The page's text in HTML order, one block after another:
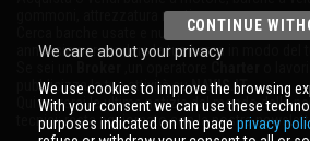
gommoni, attrezzatura nautica.
Cerca barche usate e nuove nel nostro
annuncio per vendere la tua barca in modo del
pubblicizza la tua attività suNAVIS.IT.
Qui troverai le ultime notizie dal mondo della
tecnici; resta aggiornato con la nostra
CONTINUE
We care about your privacy
We use cookies to improve the browsing
With your consent we can use these
purposes indicated on the page privacy